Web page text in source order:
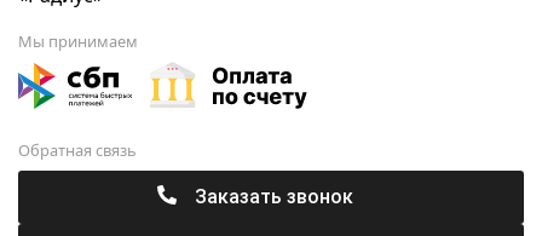
Мы принимаем
Обратная связь
Заказать звонок